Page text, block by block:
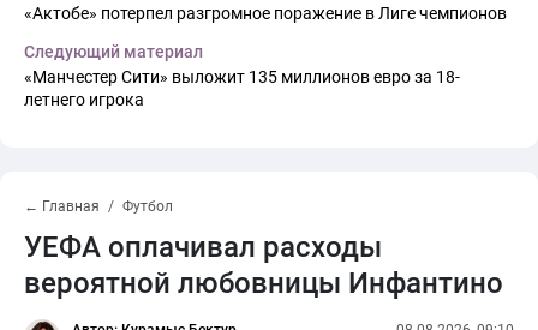
«Актобе» потерпел разгромное поражение в Лиге чемпионов
Следующий материал
«Манчестер Сити» выложит 135 миллионов евро за 18-
летнего игрока
← Главная Футбол
УЕФА оплачивал расходы
вероятной любовницы Инфантино